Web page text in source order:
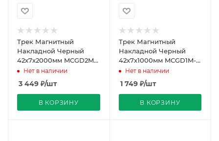
Трек Магнитный
Накладной Черный
42х7х2000мм MCGD2M-
A REDIGLE (20)
Нет в наличии
3 449 ₽/шт
В КОРЗИНУ
Трек Магнитный
Накладной Черный
42х7х1000мм MCGD1M-A
REDIGLE (20)
Нет в наличии
1 749₽/шт
В КОРЗИНУ